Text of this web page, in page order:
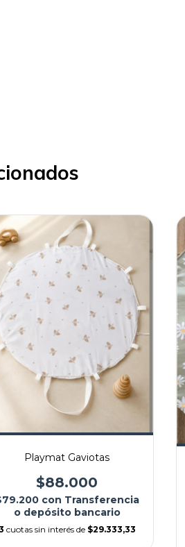
Playmat Gaviotas
$88.000
con Transferencia
o depósito bancario
cuotas sin interés de $29.333,33